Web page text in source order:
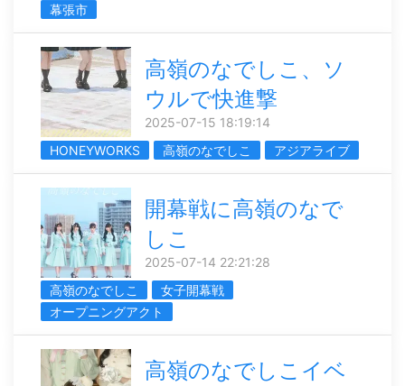
幕張市
高嶺のなでしこ、ソ
ウルで快進撃
2025-07-15 18:19:14
HONEYWORKS
高嶺のなでしこ アジアライブ
開幕戦に高嶺のなで
しこ
2025-07-14 22:21:28
高嶺のなでしこ
女子開幕戦
オープニングアクト
高嶺のなでしこイベ